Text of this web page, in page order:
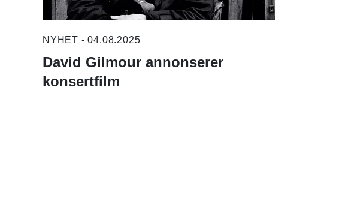
NYHET - 04.08.2025
David Gilmour annonserer
konsertfilm